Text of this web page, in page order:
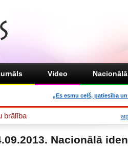
Video
„Es esmu ceļš, patiesība
brālība
Nacionālā